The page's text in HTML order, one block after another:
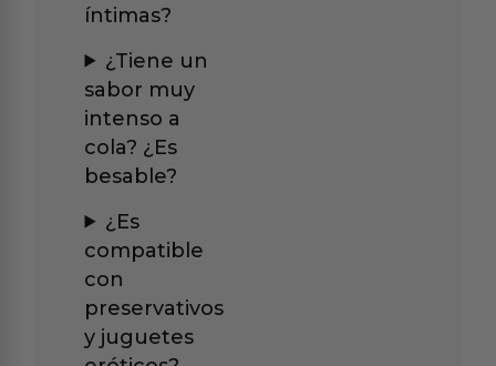
íntimas?
¿Tiene un
sabor muy
intenso a
cola? ¿Es
besable?
¿Es
compatible
con
preservativos
y juguetes